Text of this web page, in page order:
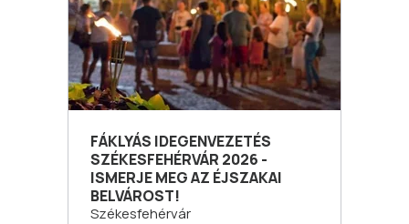
FÁKLYÁS IDEGENVEZETÉS
SZÉKESFEHÉRVÁR 2026 -
ISMERJE MEG AZ ÉJSZAKAI
BELVÁROST!
Székesfehérvár